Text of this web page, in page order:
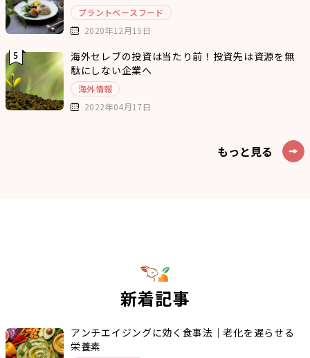
プラントベースフード
2020年12月15日
海外セレブの投資は当たり前！投資先は資源を無
駄にしない企業へ
海外情報
2022年04月17日
もっと見る
新着記事
アンチエイジングに効く食事法｜老化を遅らせる
栄養素